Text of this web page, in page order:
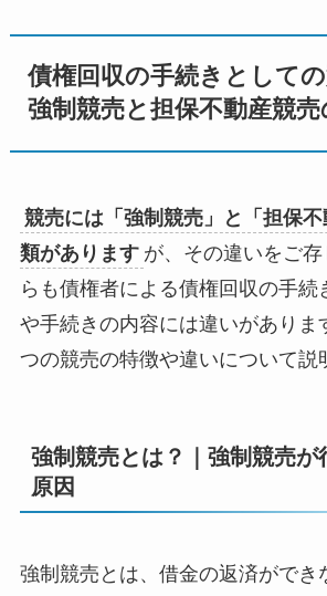
債権回収の手続きとして
強制競売と担保不動産競
競売には「強制競売」と「担保
類があります が、その違いをご
らも債権者による債権回収の手続
や手続きの内容には違いがありま
つの競売の特徴や違いについて説
強制競売とは？｜強制競売が
原因
強制競売とは、借金の返済ができ